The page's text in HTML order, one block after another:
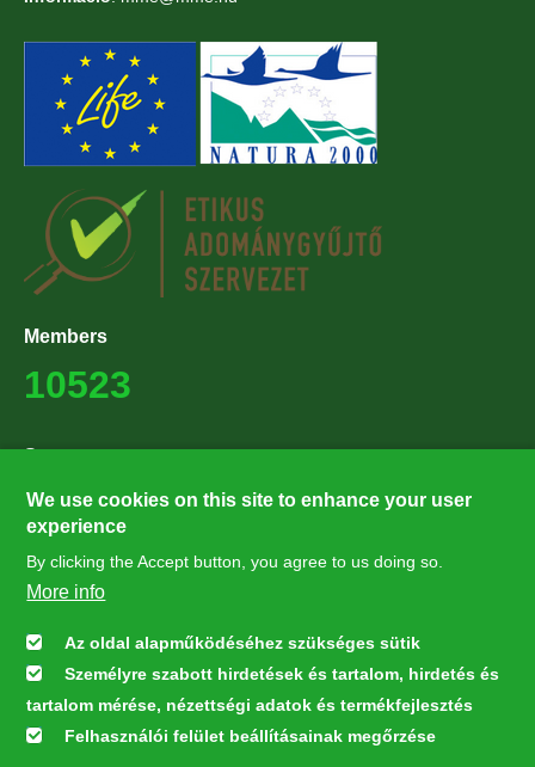
Members
10523
Supporters
27224
Hírlevél feliratkozás
Feliratkozás
We use cookies on this site to enhance your user
experience
By clicking the Accept button, you agree to us doing so.
More info
Az oldal alapműködéséhez szükséges sütik
Személyre szabott hirdetések és tartalom, hirdetés és
tartalom mérése, nézettségi adatok és termékfejlesztés
Felhasználói felület beállításainak megőrzése